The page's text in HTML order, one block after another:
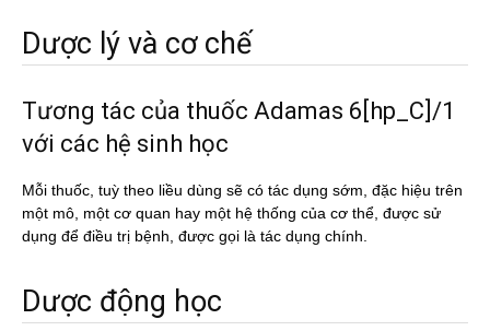
Dược lý và cơ chế
Tương tác của thuốc Adamas 6[hp_C]/1
với các hệ sinh học
Mỗi thuốc, tuỳ theo liều dùng sẽ có tác dụng sớm, đặc hiệu trên
một mô, một cơ quan hay một hệ thống của cơ thể, được sử
dụng để điều trị bệnh, được gọi là tác dụng chính.
Dược động học